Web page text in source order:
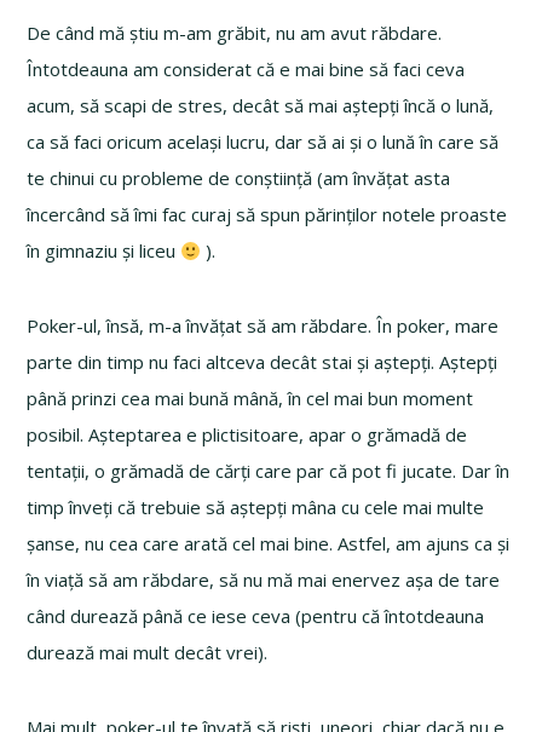
De când mă știu m-am grăbit, nu am avut răbdare.
Întotdeauna am considerat că e mai bine să faci ceva
acum, să scapi de stres, decât să mai aștepți încă o lună,
ca să faci oricum același lucru, dar să ai și o lună în care să
te chinui cu probleme de conștiință (am învățat asta
încercând să îmi fac curaj să spun părinților notele proaste
în gimnaziu și liceu
).
Poker-ul, însă, m-a învățat să am răbdare. În poker, mare
parte din timp nu faci altceva decât stai și aștepți. Aștepți
până prinzi cea mai bună mână, în cel mai bun moment
posibil. Așteptarea e plictisitoare, apar o grămadă de
tentații, o grămadă de cărți care par că pot fi jucate. Dar în
timp înveți că trebuie să aștepți mâna cu cele mai multe
șanse, nu cea care arată cel mai bine. Astfel, am ajuns ca și
în viață să am răbdare, să nu mă mai enervez așa de tare
când durează până ce iese ceva (pentru că întotdeauna
durează mai mult decât vrei).
Mai mult, poker-ul te învață să riști, uneori, chiar dacă nu e